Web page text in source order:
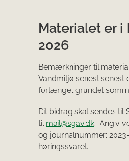
Materialet er i
2026
Bemærkninger til
Vandmiljø senest senest
forlænget grundet
Dit bidrag skal sendes
til mail@sgav.dk . Angiv
og journalnummer:
høringssvaret.